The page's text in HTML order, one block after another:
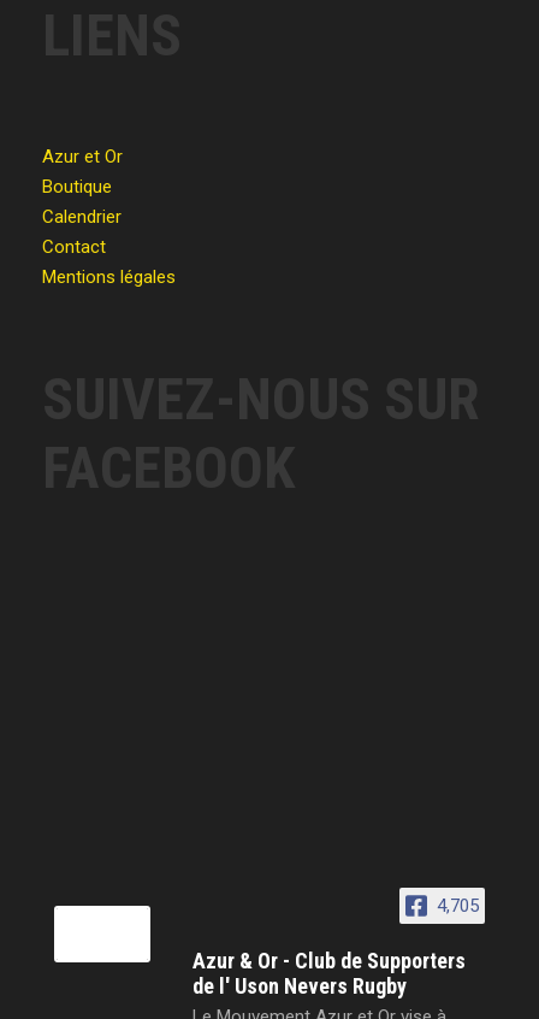
LIENS
Azur et Or
Boutique
Calendrier
Contact
Mentions légales
SUIVEZ-NOUS SUR
FACEBOOK
4,705
Azur & Or - Club de Supporters
de l' Uson Nevers Rugby